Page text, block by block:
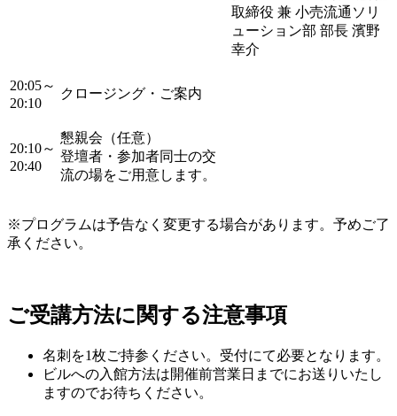
取締役 兼 小売流通ソリ
ューション部 部長 濱野
幸介
20:05～
20:10
クロージング・ご案内
20:10～
20:40
懇親会（任意）
登壇者・参加者同士の交
流の場をご用意します。
※プログラムは予告なく変更する場合があります。予めご了
承ください。
ご受講方法に関する注意事項
名刺を1枚ご持参ください。受付にて必要となります。
ビルへの入館方法は開催前営業日までにお送りいたし
ますのでお待ちください。